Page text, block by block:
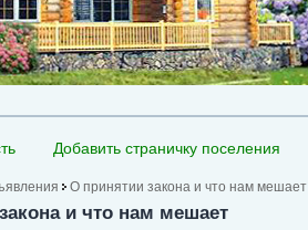
Добавить страничку поселения
О принятии закона и что нам мешает
и что нам мешает